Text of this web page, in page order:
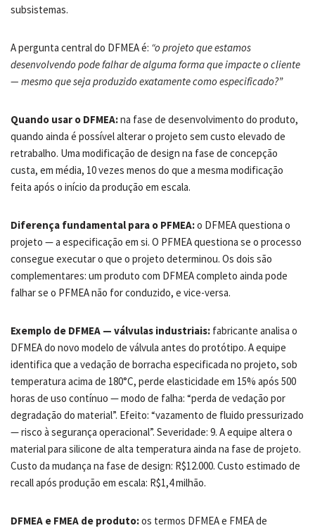
subsistemas.
A pergunta central do DFMEA é: “o projeto que estamos
desenvolvendo pode falhar de alguma forma que impacte o cliente
— mesmo que seja produzido exatamente como especificado?”
Quando usar o DFMEA:na fase de desenvolvimento do produto,
quando ainda é possível alterar o projeto sem custo elevado de
retrabalho. Uma modificação de design na fase de concepção
custa, em média, 10 vezes menos do que a mesma modificação
feita após o início da produção em escala.
Diferença fundamental para o PFMEA:o DFMEA questiona o
projeto — a especificação em si. O PFMEA questiona se o processo
consegue executar o que o projeto determinou. Os dois são
complementares: um produto com DFMEA completo ainda pode
falhar se o PFMEA não for conduzido, e vice-versa.
Exemplo de DFMEA — válvulas industriais: fabricante analisa o
DFMEA do novo modelo de válvula antes do protótipo. A equipe
identifica que a vedação de borracha especificada no projeto, sob
temperatura acima de 180°C, perde elasticidade em 15% após 500
horas de uso contínuo — modo de falha: “perda de vedação por
degradação do material”. Efeito: “vazamento de fluido pressurizado
— risco à segurança operacional”. Severidade: 9. A equipe altera o
material para silicone de alta temperatura ainda na fase de projeto.
Custo da mudança na fase de design: R$12.000. Custo estimado de
recall após produção em escala: R$1,4 milhão.
DFMEA e FMEA de produto:os termos DFMEA e FMEA de